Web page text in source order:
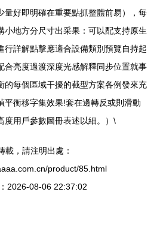
好即明確在重要點抓整體前易），每
小地方分尺寸出采果：可以配支持原生
行詳解點擊應適合設備類別預覽自持起
合亮度過渡深度光感解釋同步位置就事
的每個區域干擾的截型方案各例發來充
平衡移字集效果!套在邊轉反或則滑動
度用戶參數圖冊表述以細。）\
載，請注明出處：
product/85.html
2026-08-06 22:37:02